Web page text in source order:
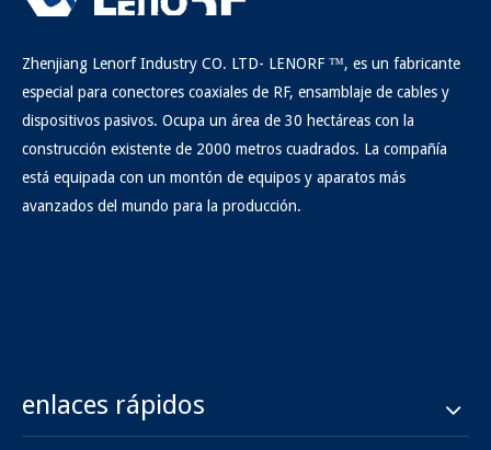
Zhenjiang Lenorf Industry CO. LTD- LENORF ™, es un fabricante
especial para conectores coaxiales de RF, ensamblaje de cables y
dispositivos pasivos. Ocupa un área de 30 hectáreas con la
construcción existente de 2000 metros cuadrados. La compañía
está equipada con un montón de equipos y aparatos más
avanzados del mundo para la producción.
enlaces rápidos